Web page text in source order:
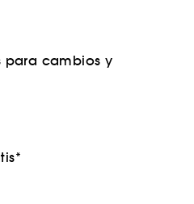
para cambios y